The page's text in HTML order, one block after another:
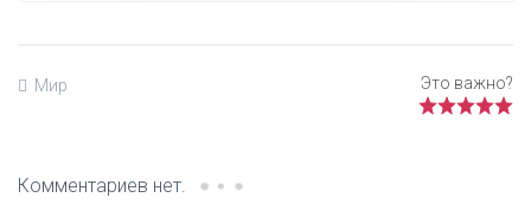
Мир
Комментариев нет.